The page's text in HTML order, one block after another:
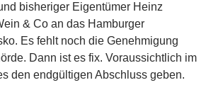
bisheriger Eigentümer Heinz
& Co an das Hamburger
Es fehlt noch die Genehmigung
Dann ist es fix. Voraussichtlich im
den endgültigen Abschluss geben.